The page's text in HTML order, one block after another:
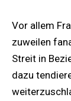
Vor allem
zuweilen
Streit in
dazu